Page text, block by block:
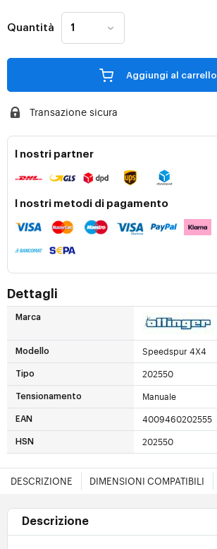
Quantità
Aggiungi al carrello
Transazione sicura
I nostri partner
I nostri metodi di pagamento
Dettagli
Marca
Modello Speedspur 4X4
Tipo 202550
Tensionamento Manuale
EAN 4009460202555
HSN 202550
DESCRIZIONE DIMENSIONI COMPATIBILI
Descrizione